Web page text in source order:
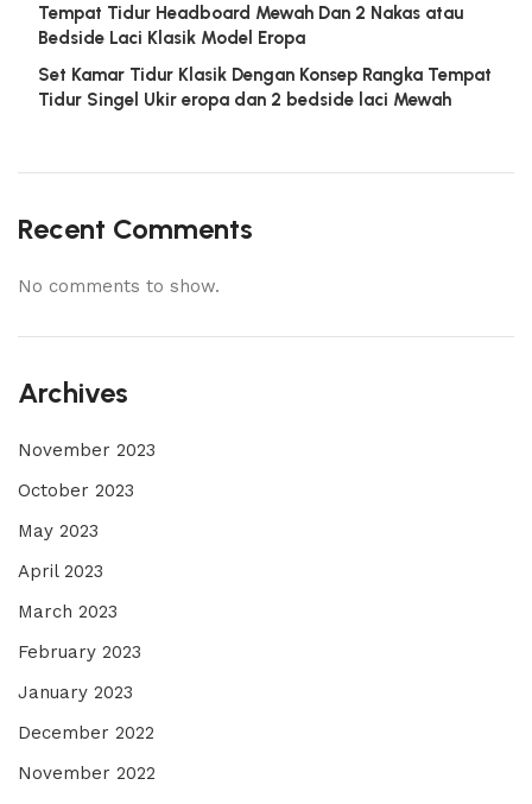
Tempat Tidur Headboard Mewah Dan 2 Nakas atau
Bedside Laci Klasik Model Eropa
Set Kamar Tidur Klasik Dengan Konsep Rangka Tempat
Tidur Singel Ukir eropa dan 2 bedside laci Mewah
Recent Comments
No comments to show.
Archives
November 2023
October 2023
May 2023
April 2023
March 2023
February 2023
January 2023
December 2022
November 2022